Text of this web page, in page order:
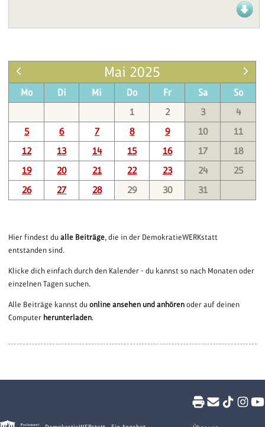
Mai 2025
Mo Di Mi Do Fr Sa
So
1
2 3
4
5
6 7 8 9 10
11
12
13 14 15 16 17
18
19
20 21 22 23 24
25
26
27 28 29 30 31
Hier findest dualle Beiträge, die in der DemokratieWERKstatt
entstanden sind.
Klicke dich einfach durch den Kalender - du kannst so nach Monaten oder
einzelnen Tagen suchen.
Alle Beiträge kannst duonline ansehen und anhören oder auf deinen
Computer herunterladen.